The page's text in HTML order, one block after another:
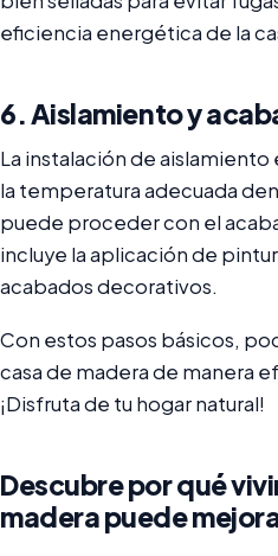
eficiencia energética de la
6. Aislamiento y
La instalación de
la temperatura adecuada
puede proceder con el
incluye la aplicación de
acabados decorativos.
Con estos pasos básicos,
casa de madera de manera
¡Disfruta de tu hogar natural!
Descubre por qué
madera puede